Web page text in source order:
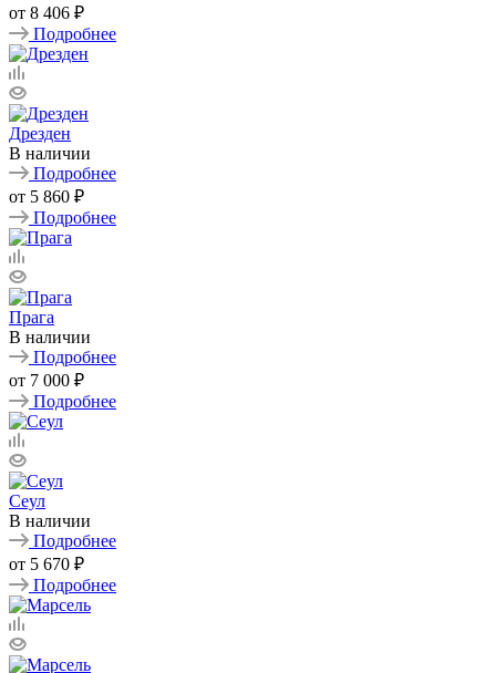
от 8 406 ₽
Подробнее
Дрезден
В наличии
Подробнее
от 5 860 ₽
Подробнее
Прага
В наличии
Подробнее
от 7 000 ₽
Подробнее
Сеул
В наличии
Подробнее
от 5 670 ₽
Подробнее